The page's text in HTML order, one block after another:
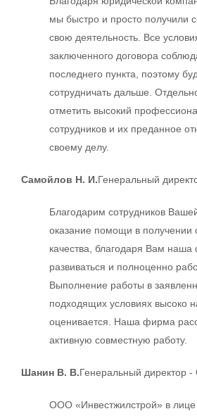
мы быстро и просто получили
свою деятельность. Все
заключенного договора
последнего пункта, поэтому
сотрудничать дальше.
отметить высокий
сотрудников и их преданное
своему делу.
Самойлов Н. И.Генеральный
Благодарим сотрудников
оказание помощи в получении
качества, благодаря Вам
развиваться и полноценно
Выполнение работы в
подходящих условиях высоко
оценивается. Наша фирма
активную совместную работу.
Шанин В. В.Генеральный директор
ООО «Инвестжилстрой» в лице